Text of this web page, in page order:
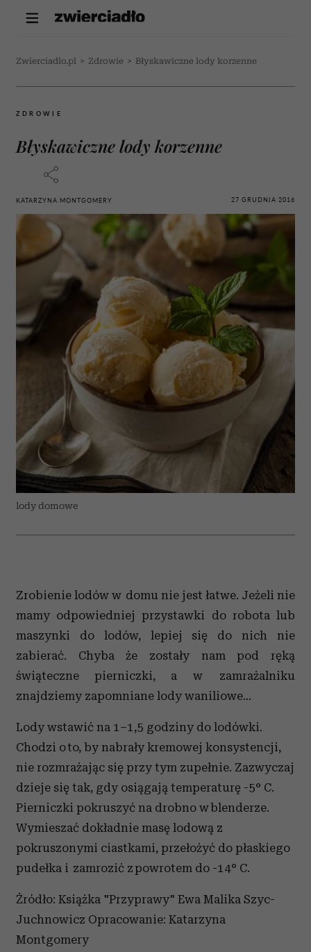
Zwierciadlo.pl > Zdrowie > Błyskawiczne lody korzenne
ZDROWIE
Błyskawiczne lody korzenne
KATARZYNA MONTGOMERY 27 GRUDNIA 2016
lody domowe
Zrobienie lodów w domu nie jest łatwe. Jeżeli nie
mamy odpowiedniej przystawki do robota lub
maszynki do lodów, lepiej się do nich nie
zabierać. Chyba że zostały nam pod ręką
świąteczne pierniczki, a w zamrażalniku
znajdziemy zapomniane lody waniliowe…
Lody wstawić na 1–1,5 godziny do lodówki.
Chodzi o to, by nabrały kremowej konsystencji,
nie rozmrażając się przy tym zupełnie. Zazwyczaj
dzieje się tak, gdy osiągają temperaturę -5° C.
Pierniczki pokruszyć na drobno w blenderze.
Wymieszać dokładnie masę lodową z
pokruszonymi ciastkami, przełożyć do płaskiego
pudełka i zamrozić z powrotem do -14° C.
Żródło: Książka "Przyprawy" Ewa Malika Szyc-
Juchnowicz Opracowanie: Katarzyna
Montgomery